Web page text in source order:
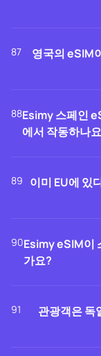
87 영국의 eSIM
88Esimy 스페인
에서 작동하나
89 이미 EU에 있
90Esimy eSIM이
가요?
91 관광객은 독